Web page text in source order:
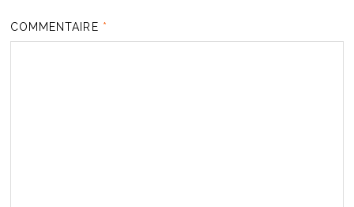
COMMENTAIRE *